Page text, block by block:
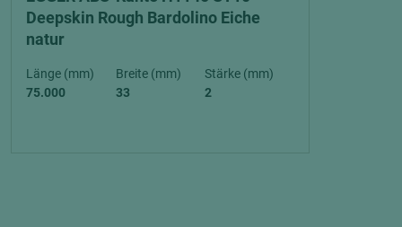
Deepskin Rough Bardolino Eiche
natur
Länge (mm)
75.000
Breite (mm)
33
Stärke (mm)
2